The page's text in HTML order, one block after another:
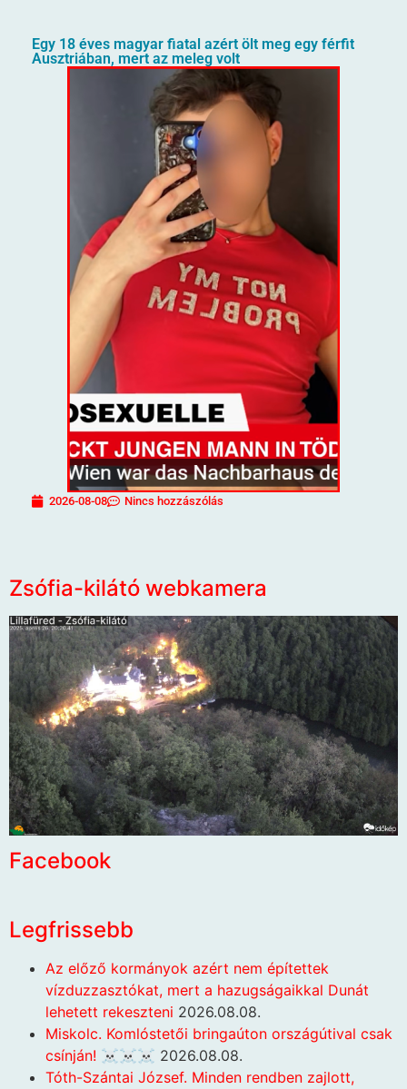
Egy 18 éves magyar fiatal azért ölt meg egy férfit
Ausztriában, mert az meleg volt
2026-08-08 Nincs hozzászólás
Zsófia-kilátó webkamera
Facebook
Legfrissebb
Az előző kormányok azért nem építettek
vízduzzasztókat, mert a hazugságaikkal Dunát
lehetett rekeszteni 2026.08.08.
Miskolc. Komlóstetői bringaúton országútival csak
csínján! ☠️☠️☠️ 2026.08.08.
Tóth-Szántai József. Minden rendben zajlott,